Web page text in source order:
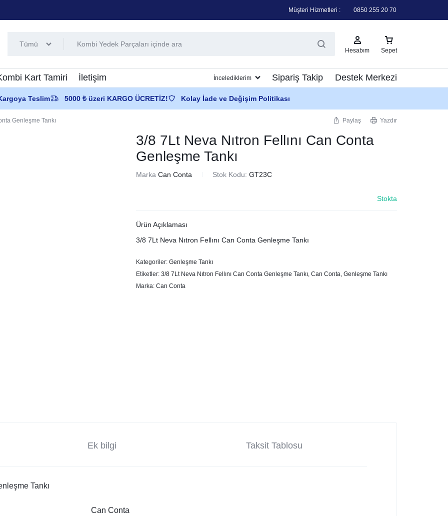
Müşteri Hizmetleri : 0850 255 20 70
Tümü
Hesabım Sepet
Kart Tamiri İletişim İncelediklerim Sipariş Takip Destek Merkezi
Teslim 5000 ₺ üzeri KARGO ÜCRETİZ! Kolay İade ve Değişim Politikası
Genleşme Tankı Paylaş Yazdır
3/8 7Lt Neva Nıtron Fellını Can Conta
Genleşme Tankı
MarkaCan Conta Stok Kodu:GT23C
Stokta
Ürün Açıklaması
3/8 7Lt Neva Nıtron Fellını Can Conta Genleşme Tankı
Kategoriler:Genleşme Tankı
Etiketler:3/8 7Lt Neva Nıtron Fellını Can Conta Genleşme Tankı,Can Conta,Genleşme Tankı
Marka:Can Conta
Ek bilgi Taksit Tablosu
Tankı
Can Conta